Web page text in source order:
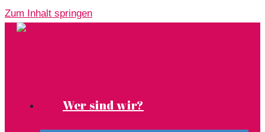
Zum Inhalt springen
Wer sind wir?